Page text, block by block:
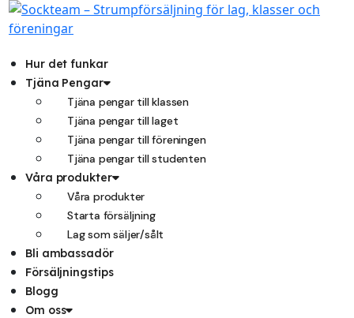
Hoppa
till
Hur det funkar
Tjäna Pengar
Tjäna pengar till klassen
Tjäna pengar till laget
Tjäna pengar till föreningen
Tjäna pengar till studenten
Våra produkter
Våra produkter
Starta försäljning
Lag som säljer/sålt
Bli ambassadör
Försäljningstips
Blogg
Om oss